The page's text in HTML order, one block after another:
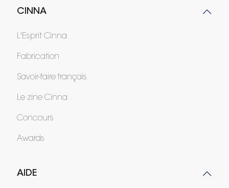
CINNA
L'Esprit Cinna
Fabrication
Savoir-faire français
Le zine Cinna
Concours
Awards
AIDE